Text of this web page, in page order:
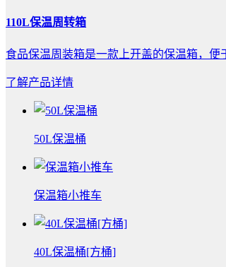
110L保温周转箱
食品保温周装箱是一款上开盖的保温箱，
了解产品详情
50L保温桶
保温箱小推车
40L保温桶[方桶]